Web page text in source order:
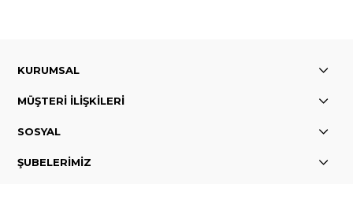
KURUMSAL
MÜŞTERİ İLİŞKİLERİ
SOSYAL
ŞUBELERİMİZ